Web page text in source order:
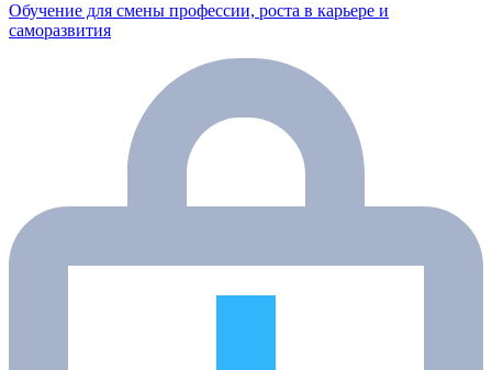
Обучение для смены профессии, роста в карьере и
саморазвития